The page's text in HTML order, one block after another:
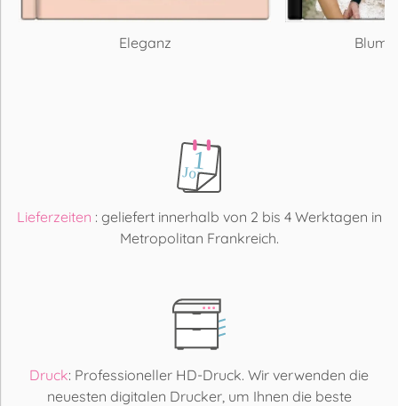
Eleganz
Lieferzeiten : geliefert innerhalb von 2 bis 4 Werktagen in
Metropolitan Frankreich.
Druck: Professioneller HD-Druck. Wir verwenden die
neuesten digitalen Drucker, um Ihnen die beste